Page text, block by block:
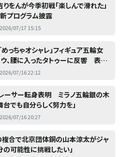
りをんが今季初戦「楽しんで滑れた」
プログラム披露
2026/07/17 15:15
めっちゃオシャレ」フィギュア五輪女
ウ、腰に入ったタトゥーに反響 表彰
レス姿で判明
2026/07/16 22:12
レーサー転身表明 ミラノ五輪銀の木
でも自分らしく努力を」
2026/07/16 20:27
合で北京団体銅の山本涼太がジャ
の可能性に挑戦したい」